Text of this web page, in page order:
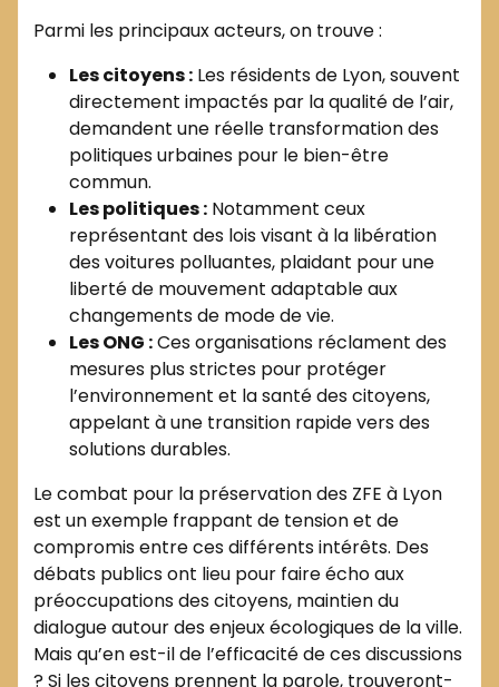
Parmi les principaux acteurs, on trouve :
Les citoyens : Les résidents de Lyon, souvent
directement impactés par la qualité de l’air,
demandent une réelle transformation des
politiques urbaines pour le bien-être
commun.
Les politiques : Notamment ceux
représentant des lois visant à la libération
des voitures polluantes, plaidant pour une
liberté de mouvement adaptable aux
changements de mode de vie.
Les ONG :Ces organisations réclament des
mesures plus strictes pour protéger
l’environnement et la santé des citoyens,
appelant à une transition rapide vers des
solutions durables.
Le combat pour la préservation des ZFE à Lyon
est un exemple frappant de tension et de
compromis entre ces différents intérêts. Des
débats publics ont lieu pour faire écho aux
préoccupations des citoyens, maintien du
dialogue autour des enjeux écologiques de la ville.
Mais qu’en est-il de l’efficacité de ces discussions
? Si les citoyens prennent la parole, trouveront-